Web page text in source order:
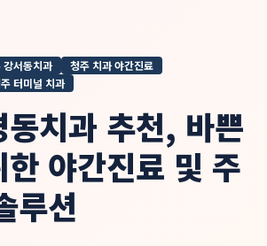
강서동치과
청주 치과 야간진료
터미널 치과
치과 추천, 바쁜
야간진료 및 주
루션